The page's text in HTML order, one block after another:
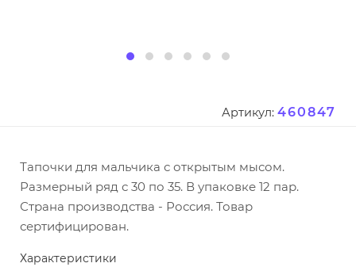
Артикул: 460847
Тапочки для мальчика с открытым мысом.
Размерный ряд с 30 по 35. В упаковке 12 пар.
Страна производства - Россия. Товар
сертифицирован.
Характеристики